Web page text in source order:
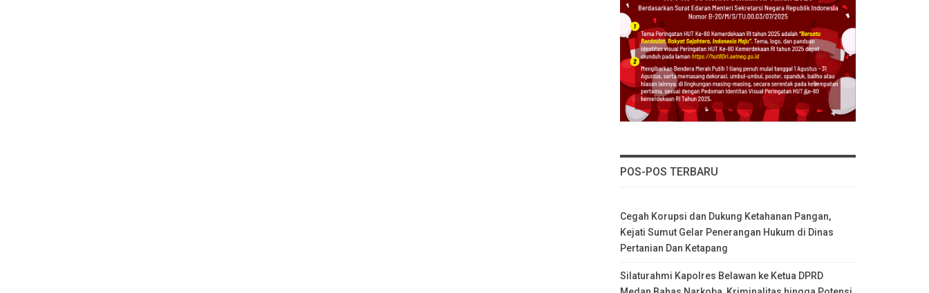
POS-POS TERBARU
Cegah Korupsi dan Dukung Ketahanan Pangan,
Kejati Sumut Gelar Penerangan Hukum di Dinas
Pertanian Dan Ketapang
Silaturahmi Kapolres Belawan ke Ketua DPRD